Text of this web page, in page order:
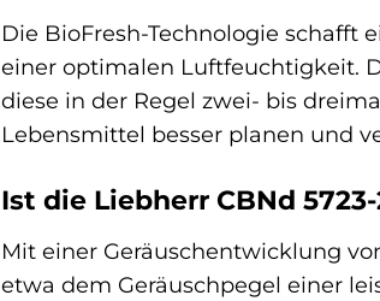
Die BioFresh-Technologie
einer optimalen Luftfeuchtigkeit.
diese in der Regel zwei- bis
Lebensmittel besser planen und
Ist die Liebherr CBNd
Mit einer Geräuschentwicklung
etwa dem Geräuschpegel einer